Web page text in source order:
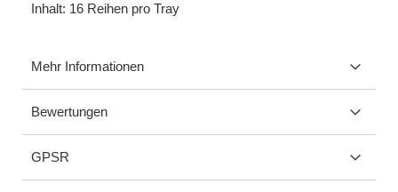
Inhalt: 16 Reihen pro Tray
Mehr Informationen
Bewertungen
GPSR